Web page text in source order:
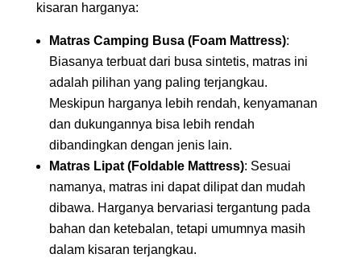
kisaran harganya:
Matras Camping Busa (Foam Mattress):
Biasanya terbuat dari busa sintetis, matras ini
adalah pilihan yang paling terjangkau.
Meskipun harganya lebih rendah, kenyamanan
dan dukungannya bisa lebih rendah
dibandingkan dengan jenis lain.
Matras Lipat (Foldable Mattress): Sesuai
namanya, matras ini dapat dilipat dan mudah
dibawa. Harganya bervariasi tergantung pada
bahan dan ketebalan, tetapi umumnya masih
dalam kisaran terjangkau.